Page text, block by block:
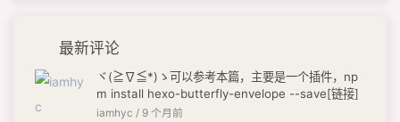
最新评论
ヾ(≧∇≦*)ゝ可以参考本篇，主要是一个插件，np
m install hexo-butterfly-envelope --save[链接]
iamhyc / 9 个月前